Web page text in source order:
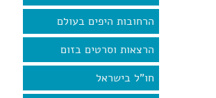
הרחובות היפים בעולם
הרצאות וסרטים בזום
חו"ל בישראל